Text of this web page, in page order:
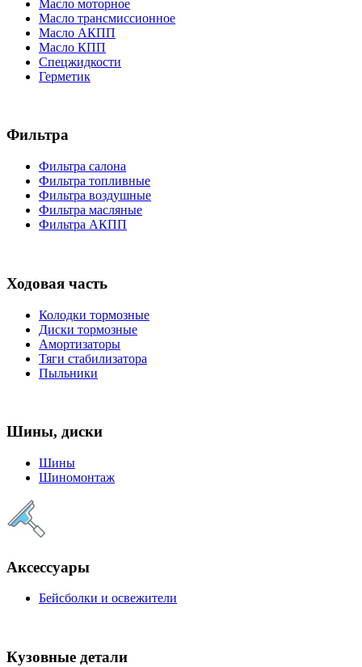
Масло моторное
Масло трансмиссионное
Масло АКПП
Масло КПП
Спецжидкости
Герметик
Фильтра
Фильтра салона
Фильтра топливные
Фильтра воздушные
Фильтра масляные
Фильтра АКПП
Ходовая часть
Колодки тормозные
Диски тормозные
Амортизаторы
Тяги стабилизатора
Пыльники
Шины, диски
Шины
Шиномонтаж
Аксессуары
Бейсболки и освежители
Кузовные детали